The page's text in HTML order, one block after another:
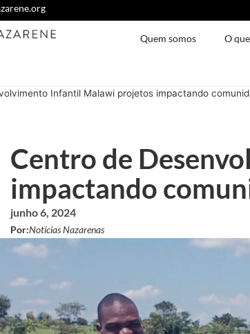
Quem somos O
Infantil Malawi projetos impactando
Centro de
impactando
junho 6, 2024
Por:Notícias Nazarenas